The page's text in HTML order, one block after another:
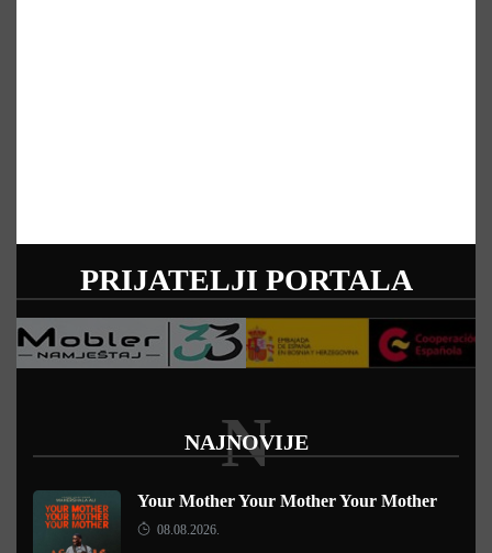
PRIJATELJI PORTALA
NAJNOVIJE
N
Your Mother Your Mother Your Mother
08.08.2026.